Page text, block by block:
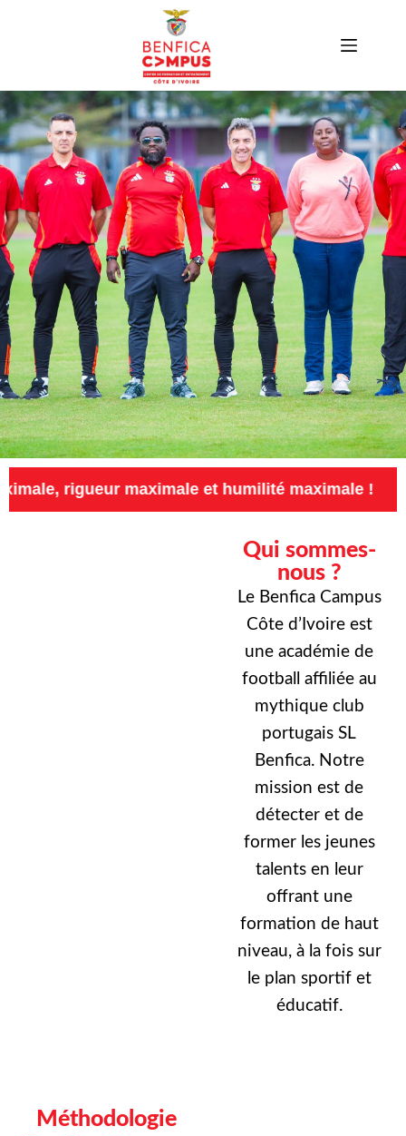
maximale et humilité maximale !
Qui sommes-
nous ?
Le Benfica Campus
Côte d’Ivoire est
une académie de
football affiliée au
mythique club
portugais SL
Benfica. Notre
mission est de
détecter et de
former les jeunes
talents en leur
offrant une
formation de haut
niveau, à la fois sur
le plan sportif et
éducatif.
Méthodologie